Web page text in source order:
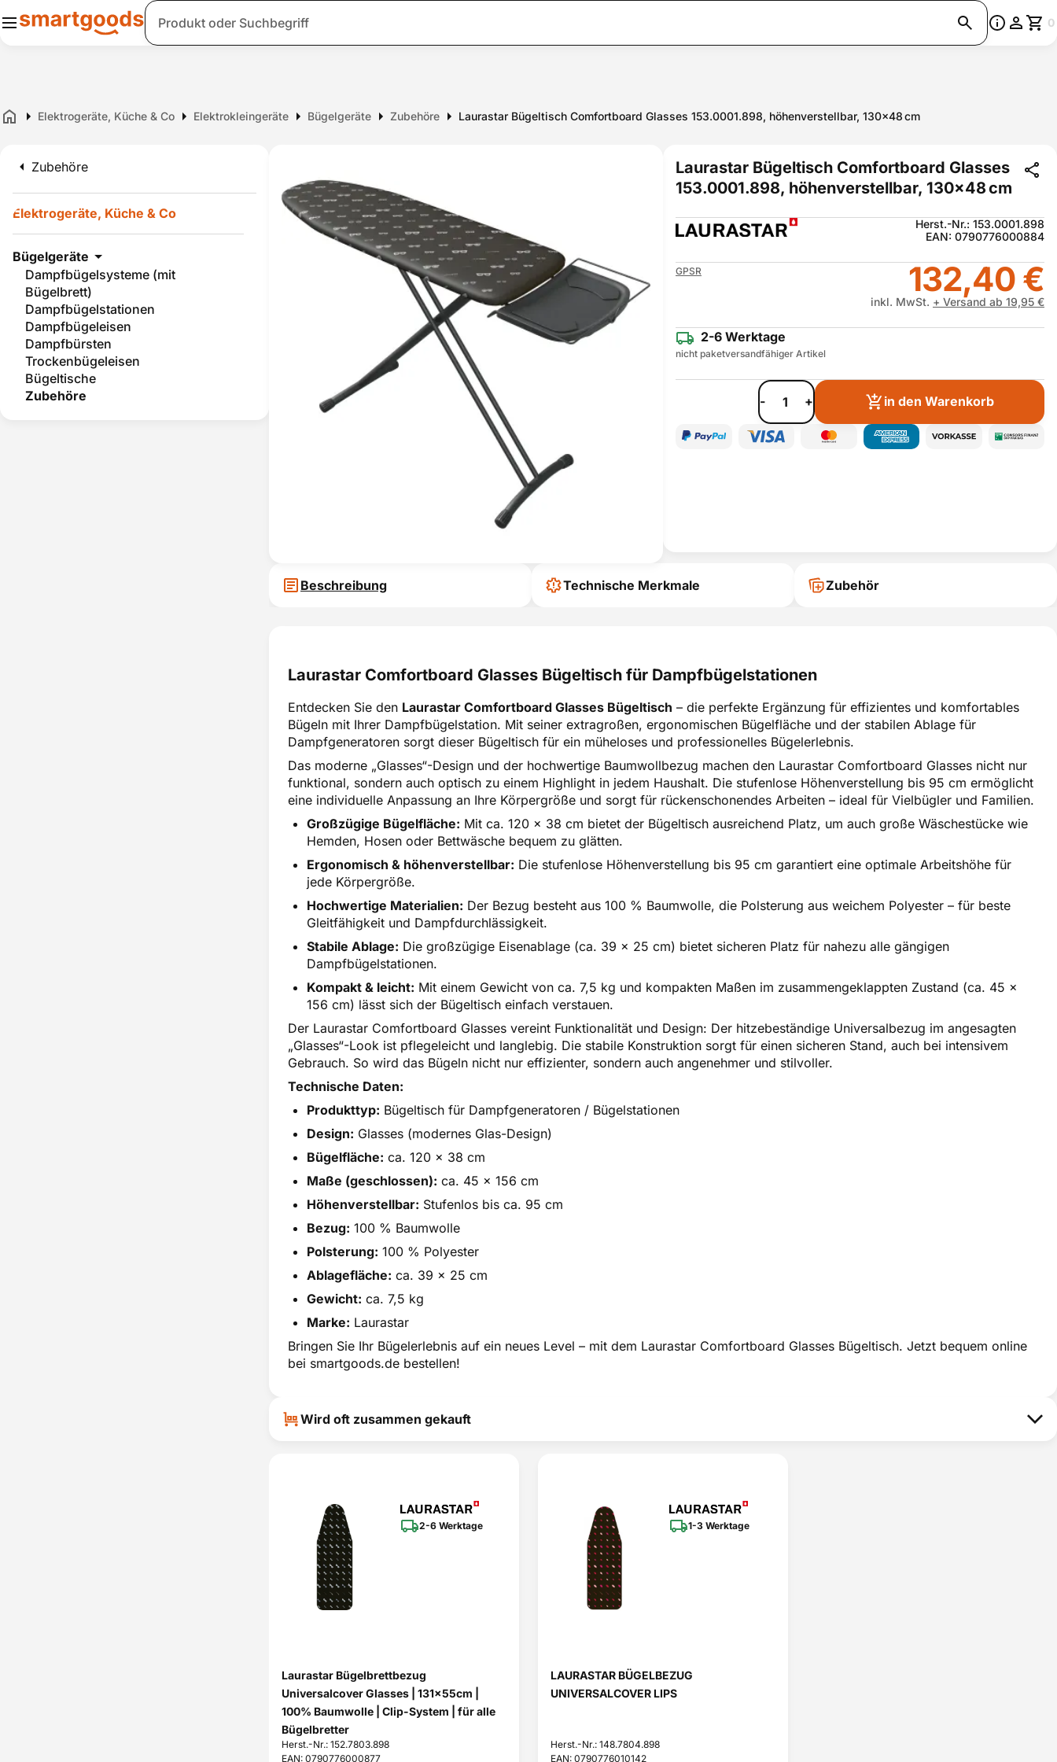
Suche 0
Home Elektrogeräte, Küche & Co Elektrokleingeräte Bügelgeräte Zubehöre Laurastar Bügeltisch Comfortboard Glasses 153.0001.898, höhenverstellbar, 130x48 cm
Zubehöre
Elektrogeräte, Küche & Co
Bügelgeräte
Dampfbügelsysteme (mit
Bügelbrett)
Dampfbügelstationen
Dampfbügeleisen
Dampfbürsten
Trockenbügeleisen
Bügeltische
Zubehöre
Laurastar Bügeltisch Comfortboard Glasses
153.0001.898, höhenverstellbar, 130x48 cm
Herst.-Nr.: 153.0001.898
EAN: 0790776000884
GPSR 132,40 €
inkl. MwSt. + Versand ab 19,95 €
2-6 Werktage
nicht paketversandfähiger Artikel
- + in den Warenkorb
Beschreibung Technische Merkmale Zubehör
Laurastar Comfortboard Glasses Bügeltisch für Dampfbügelstationen
Entdecken Sie den Laurastar Comfortboard Glasses Bügeltisch – die perfekte Ergänzung für effizientes und komfortables
Bügeln mit Ihrer Dampfbügelstation. Mit seiner extragroßen, ergonomischen Bügelfläche und der stabilen Ablage für
Dampfgeneratoren sorgt dieser Bügeltisch für ein müheloses und professionelles Bügelerlebnis.
Das moderne „Glasses“-Design und der hochwertige Baumwollbezug machen den Laurastar Comfortboard Glasses nicht nur
funktional, sondern auch optisch zu einem Highlight in jedem Haushalt. Die stufenlose Höhenverstellung bis 95 cm ermöglicht
eine individuelle Anpassung an Ihre Körpergröße und sorgt für rückenschonendes Arbeiten – ideal für Vielbügler und Familien.
Großzügige Bügelfläche: Mit ca. 120 x 38 cm bietet der Bügeltisch ausreichend Platz, um auch große Wäschestücke wie
Hemden, Hosen oder Bettwäsche bequem zu glätten.
Ergonomisch & höhenverstellbar: Die stufenlose Höhenverstellung bis 95 cm garantiert eine optimale Arbeitshöhe für
jede Körpergröße.
Hochwertige Materialien: Der Bezug besteht aus 100 % Baumwolle, die Polsterung aus weichem Polyester – für beste
Gleitfähigkeit und Dampfdurchlässigkeit.
Stabile Ablage: Die großzügige Eisenablage (ca. 39 x 25 cm) bietet sicheren Platz für nahezu alle gängigen
Dampfbügelstationen.
Kompakt & leicht: Mit einem Gewicht von ca. 7,5 kg und kompakten Maßen im zusammengeklappten Zustand (ca. 45 x
156 cm) lässt sich der Bügeltisch einfach verstauen.
Der Laurastar Comfortboard Glasses vereint Funktionalität und Design: Der hitzebeständige Universalbezug im angesagten
„Glasses“-Look ist pflegeleicht und langlebig. Die stabile Konstruktion sorgt für einen sicheren Stand, auch bei intensivem
Gebrauch. So wird das Bügeln nicht nur effizienter, sondern auch angenehmer und stilvoller.
Technische Daten:
Produkttyp: Bügeltisch für Dampfgeneratoren / Bügelstationen
Design: Glasses (modernes Glas-Design)
Bügelfläche: ca. 120 x 38 cm
Maße (geschlossen): ca. 45 x 156 cm
Höhenverstellbar: Stufenlos bis ca. 95 cm
Bezug: 100 % Baumwolle
Polsterung: 100 % Polyester
Ablagefläche: ca. 39 x 25 cm
Gewicht: ca. 7,5 kg
Marke: Laurastar
Bringen Sie Ihr Bügelerlebnis auf ein neues Level – mit dem Laurastar Comfortboard Glasses Bügeltisch. Jetzt bequem online
bei smartgoods.de bestellen!
Wird oft zusammen gekauft
2-6 Werktage
Laurastar Bügelbrettbezug
Universalcover Glasses | 131x55cm |
100% Baumwolle | Clip-System | für alle
Bügelbretter
Herst.-Nr.: 152.7803.898
EAN: 0790776000877
1-3 Werktage
LAURASTAR BÜGELBEZUG
UNIVERSALCOVER LIPS
Herst.-Nr.: 148.7804.898
EAN: 0790776010142